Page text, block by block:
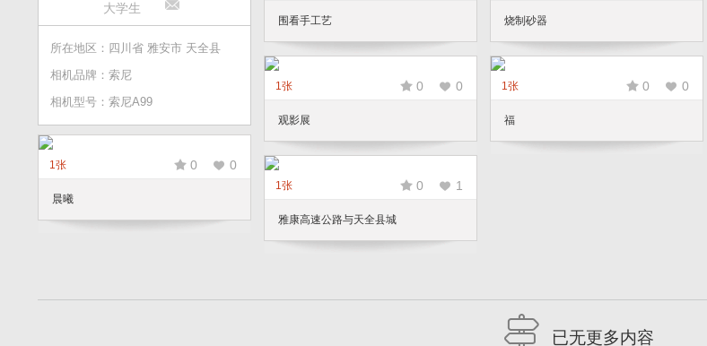
大学生
所在地区：四川省 雅安市 天全县
相机品牌：索尼
相机型号：索尼A99
围看手工艺 烧制砂器
1张 0 0
观影展
1张 0 0
福
1张 0 0
晨曦
1张 0 1
雅康高速公路与天全县城
已无更多内容